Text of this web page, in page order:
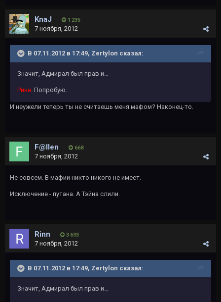
KnaJ 1 235
7 ноября, 2012
В 07.11.2012 в 17:49, Zertylon сказал:
Значит, Адмирал был прав и...
Ринн. Попробую.
И неужели теперь ты не считаешь меня мафом? Наконец-то.
F@llen 668
7 ноября, 2012
Не совсем. В мафии никто никого не имеет.
Исключение - путана. А Тэйна слили.
Rinn 3 693
7 ноября, 2012
В 07.11.2012 в 17:49, Zertylon сказал:
Значит, Адмирал был прав и...